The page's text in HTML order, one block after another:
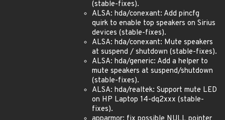
(stable-fixes).
ALSA: hda/conexant: Add pincfg
quirk to enable top speakers on Sirius
devices (stable-fixes).
ALSA: hda/conexant: Mute speakers
at suspend / shutdown (stable-fixes).
ALSA: hda/generic: Add a helper to
mute speakers at suspend/shutdown
(stable-fixes).
ALSA: hda/realtek: Support mute LED
on HP Laptop 14-dq2xxx (stable-
fixes).